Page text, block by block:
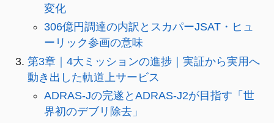
変化
306億円調達の内訳とスカパーJSAT・ヒュ
ーリック参画の意味
第3章｜4大ミッションの進捗｜実証から実用へ
動き出した軌道上サービス
ADRAS-Jの完遂とADRAS-J2が目指す「世
界初のデブリ除去」